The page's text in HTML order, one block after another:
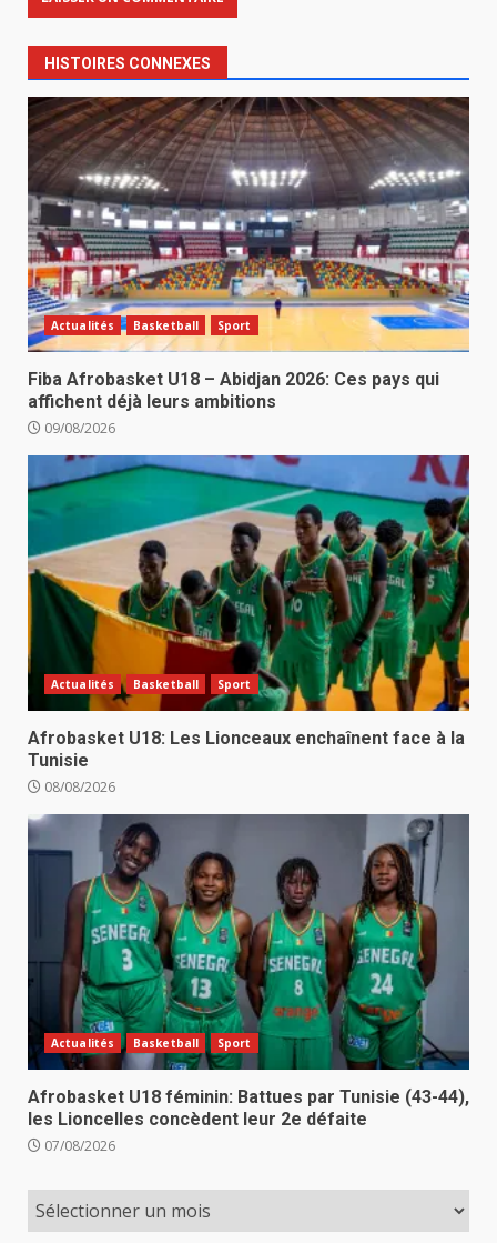
HISTOIRES CONNEXES
Actualités Basketball Sport
Fiba Afrobasket U18 – Abidjan 2026: Ces pays qui
affichent déjà leurs ambitions
09/08/2026
Actualités Basketball Sport
Afrobasket U18: Les Lionceaux enchaînent face à la
Tunisie
08/08/2026
Actualités Basketball Sport
Afrobasket U18 féminin: Battues par Tunisie (43-44),
les Lioncelles concèdent leur 2e défaite
07/08/2026